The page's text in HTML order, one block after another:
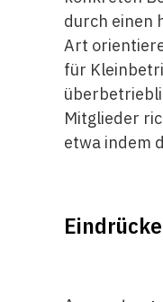
durch einen
Art
für
Mitglieder
etwa indem